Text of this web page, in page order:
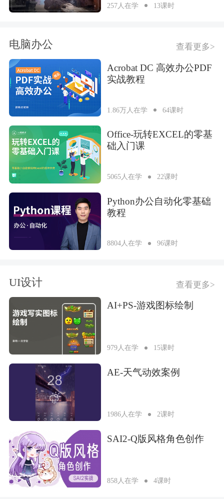
257人在学 13课时
电脑办公 查看更多>
Acrobat DC 高效办公PDF
实战教程
1.86万人在学 64课时
Office-玩转EXCEL的零基
础入门课
5065人在学 22课时
Python办公自动化零基础
教程
8804人在学 96课时
UI设计 查看更多>
AI+PS-游戏图标绘制
979人在学 15课时
AE-天气动效案例
1986人在学 2课时
SAI2-Q版风格角色创作
858人在学 4课时